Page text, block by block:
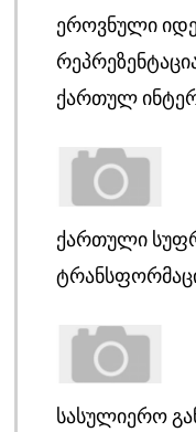
ᲔᲠᲝᲕᲜᲣᲚᲘ
ᲥᲐᲠᲗᲣᲚ
ᲥᲐᲠᲗᲣᲚᲘ
ᲡᲐᲡᲣᲚᲘᲔᲠᲝ